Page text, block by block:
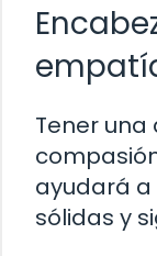
Tener
ayudará
sólidas y